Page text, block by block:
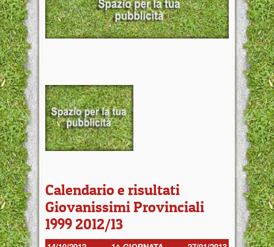
Calendario e risultati
Giovanissimi Provinciali
1999 2012/13